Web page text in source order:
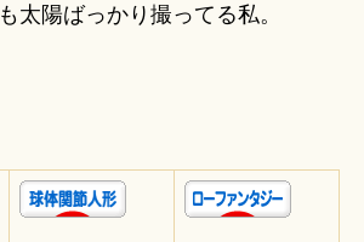
太陽ばっかり撮ってる私。